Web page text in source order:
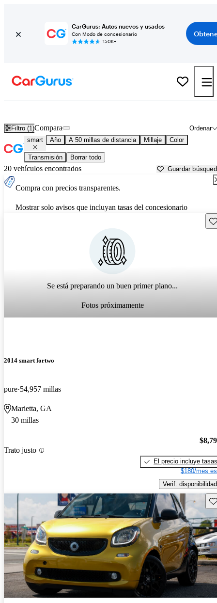
CarGurus: Autos nuevos y usados
Con Modo de concesionario
150K+
Filtro (1) Ordenar
Compara
smart Año A 50 millas de distancia Millaje Color
Transmisión Borrar todo
20 vehículos encontrados Guardar
Compra con precios transparentes.
Mostrar solo avisos que incluyan tasas del concesionario
Se está preparando un buen primer plano...
Fotos próximamente
2014 smart fortwo
pure 54,957 millas
Marietta, GA
30 millas
Trato justo
El precio incluye tasas
$180/mes
Verif. disponibilidad